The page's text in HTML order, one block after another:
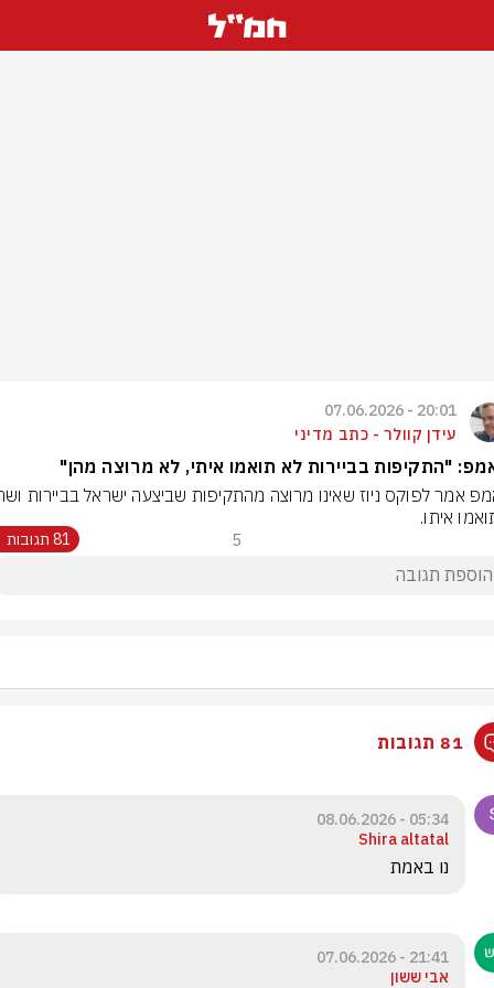
20:01 - 07.06.2026
עידן קוולר - כתב מדיני
"התקיפות בביירות לא תואמו איתי, לא מרוצה מהן"
איתו.
5 81 תגובות
81 תגובות
05:34 - 08.06.2026
Shira altatal
נו באמת
21:41 - 07.06.2026
אבי ששון